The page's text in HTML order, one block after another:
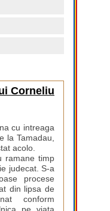
Corneliu
cu intreaga
la Tamadau,
acolo.
ramane timp
judecat. S-a
procese
din lipsa de
conform